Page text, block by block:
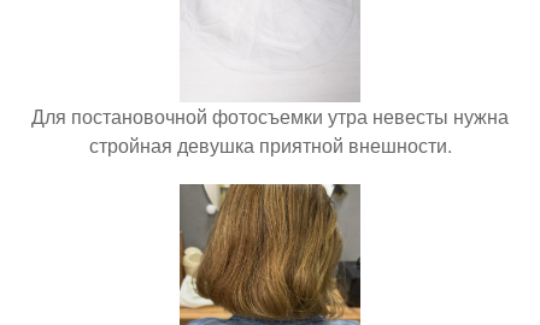
Для постановочной фотосъемки утра невесты нужна
стройная девушка приятной внешности.